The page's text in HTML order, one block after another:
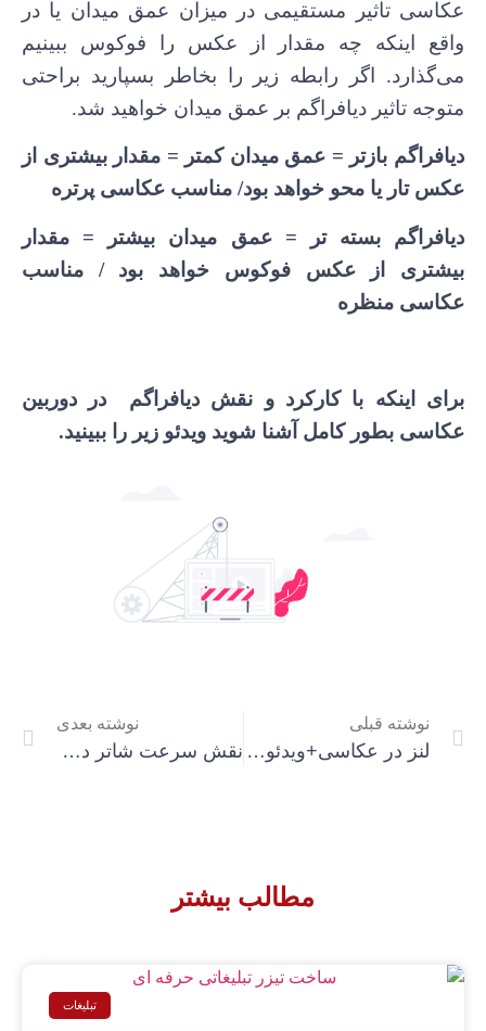
عکاسی تاثیر مستقیمی در میزان عمق میدان یا در
واقع اینکه چه مقدار از عکس را فوکوس ببینیم
می‌گذارد. اگر رابطه زیر را بخاطر بسپارید براحتی
متوجه تاثیر دیافراگم بر عمق میدان خواهید شد.
دیافراگم بازتر = عمق میدان کمتر = مقدار بیشتری از
عکس تار یا محو خواهد بود/ مناسب عکاسی پرتره
دیافراگم بسته تر = عمق میدان بیشتر = مقدار
بیشتری از عکس فوکوس خواهد بود / مناسب
عکاسی منظره
برای اینکه با کارکرد و نقش دیافراگم در دوربین
عکاسی بطور کامل آشنا شوید ویدئو زیر را ببینید.
نوشته قبلی
لنز در عکاسی+ویدئو آموزشی
نوشته بعدی
نقش سرعت شاتر در عکاسی+ویدئو
مطالب بیشتر
تبلیغات